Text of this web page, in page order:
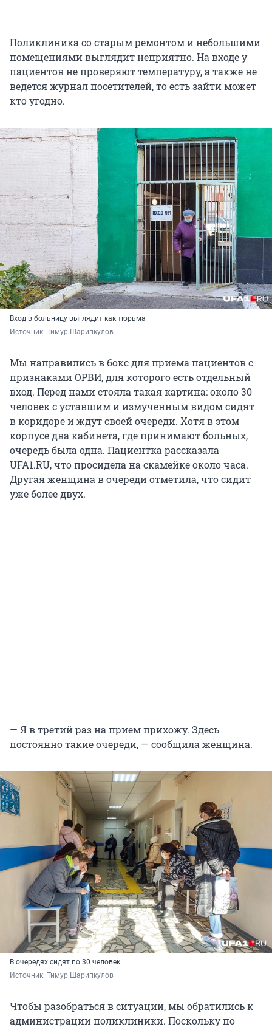
Поликлиника со старым ремонтом и небольшими
помещениями выглядит неприятно. На входе у
пациентов не проверяют температуру, а также не
ведется журнал посетителей, то есть зайти может
кто угодно.
Вход в больницу выглядит как тюрьма
Источник: Тимур Шарипкулов
Мы направились в бокс для приема пациентов с
признаками ОРВИ, для которого есть отдельный
вход. Перед нами стояла такая картина: около 30
человек с уставшим и измученным видом сидят
в коридоре и ждут своей очереди. Хотя в этом
корпусе два кабинета, где принимают больных,
очередь была одна. Пациентка рассказала
UFA1.RU, что просидела на скамейке около часа.
Другая женщина в очереди отметила, что сидит
уже более двух.
— Я в третий раз на прием прихожу. Здесь
постоянно такие очереди, — сообщила женщина.
В очередях сидят по 30 человек
Источник: Тимур Шарипкулов
Чтобы разобраться в ситуации, мы обратились к
администрации поликлиники. Поскольку по